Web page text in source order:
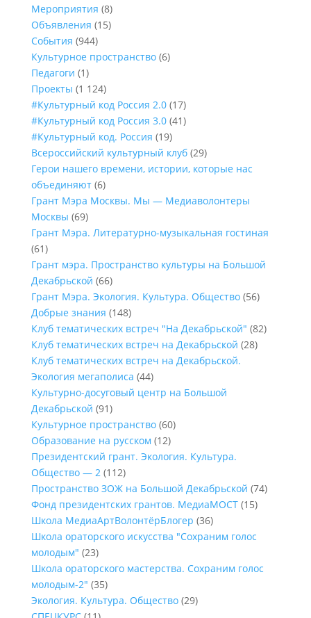
Мероприятия (8)
Объявления (15)
События (944)
Культурное пространство(6)
Педагоги (1)
Проекты (1 124)
#Культурный код Россия 2.0(17)
#Культурный код Россия 3.0(41)
#Культурный код. Россия (19)
Всероссийский культурный клуб(29)
Герои нашего времени, истории, которые нас
объединяют(6)
Грант Мэра Москвы. Мы — Медиаволонтеры
Москвы (69)
Грант Мэра. Литературно-музыкальная гостиная
(61)
Грант мэра. Пространство культуры на Большой
Декабрьской (66)
Грант Мэра. Экология. Культура. Общество(56)
Добрые знания (148)
Клуб тематических встреч "На Декабрьской" (82)
Клуб тематических встреч на Декабрьской (28)
Клуб тематических встреч на Декабрьской.
Экология мегаполиса (44)
Культурно-досуговый центр на Большой
Декабрьской (91)
Культурное пространство(60)
Образование на русском (12)
Президентский грант. Экология. Культура.
Общество — 2(112)
Пространство ЗОЖ на Большой Декабрьской (74)
Фонд президентских грантов. МедиаМОСТ(15)
Школа МедиаАртВолонтёрБлогер (36)
Школа ораторского искусства "Сохраним голос
молодым" (23)
Школа ораторского мастерства. Сохраним голос
молодым-2" (35)
Экология. Культура. Общество(29)